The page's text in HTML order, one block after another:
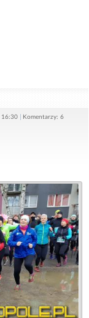
16:30 Komentarzy: 6